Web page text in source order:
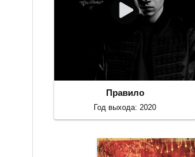
Правило
Год выхода: 2020